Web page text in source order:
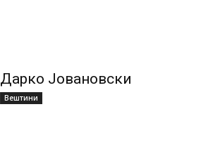
Дарко Јовановски
Вештини